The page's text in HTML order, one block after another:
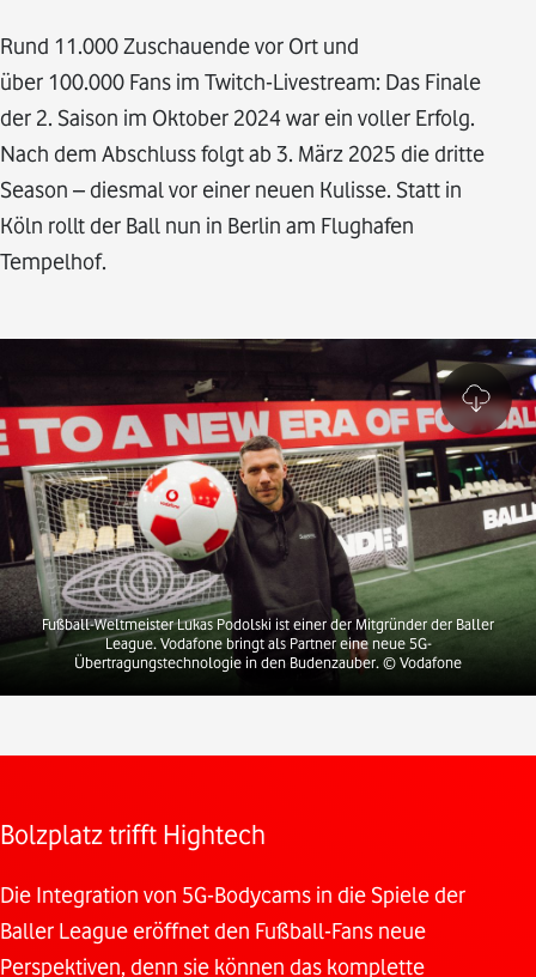
Rund 11.000 Zuschauende vor Ort und
über 100.000 Fans im Twitch-Livestream: Das Finale
der 2. Saison im Oktober 2024 war ein voller Erfolg.
Nach dem Abschluss folgt ab 3. März 2025 die dritte
Season – diesmal vor einer neuen Kulisse. Statt in
Köln rollt der Ball nun in Berlin am Flughafen
Tempelhof.
Fußball-Weltmeister Lukas Podolski ist einer der Mitgründer der Baller
League. Vodafone bringt als Partner eine neue 5G-
Übertragungstechnologie in den Budenzauber.© Vodafone
Bolzplatz trifft Hightech
Die Integration von 5G-Bodycams in die Spiele der
Baller League eröffnet den Fußball-Fans neue
Perspektiven, denn sie können das komplette